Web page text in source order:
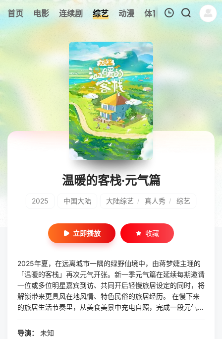
首页 电影 连续剧 综艺 动漫 体育 今日更新
226
热
暂无观看影片的记录
温暖的客栈·元气篇
2025 中国大陆 大陆综艺 / 真人秀 / 综艺
立即播放 收藏
2025年夏，在远离城市一隅的绿野仙境中，由蒋梦婕主理的
「温暖的客栈」再次元气开张。新一季元气篇在延续每期邀请
一位或多位明星嘉宾到访、共同开后轻慢旅居设定的同时，将
解锁带来更具风在地风情、特色民俗的旅居经历。 在慢下来
的旅居生活节奏里，从美食美景中充电自照，完成一段元气治
导演：
未知